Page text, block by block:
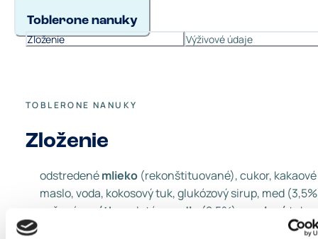
Toblerone nanuky
Zloženie Výživové údaje
TOBLERONE NANUKY
Zloženie
odstredenémlieko (rekonštituované), cukor, kakaové
maslo, voda, kokosový tuk, glukózový sirup, med
sušená
srvátka , mleté mandle (2,5%), maslový tuk,
kúsky mliečnej čokolády s medom a mandľovým